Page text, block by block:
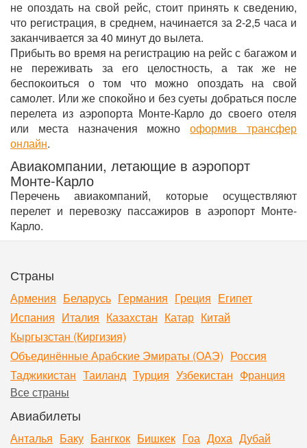
не опоздать на свой рейс, стоит принять к сведению,
что регистрация, в среднем, начинается за 2-2,5 часа и
заканчивается за 40 минут до вылета.
Прибыть во время на регистрацию на рейс с багажом и
не переживать за его целостность, а так же не
беспокоиться о том что можно опоздать на свой
самолет. Или же спокойно и без суеты добраться после
перелета из аэропорта Монте-Карло до своего отеля
или места назначения можнооформив трансфер
онлайн.
Авиакомпании, летающие в аэропорт
Монте-Карло
Перечень авиакомпаний, которые осуществляют
перелет и перевозку пассажиров в аэропорт Монте-
Карло.
Страны
Армения Беларусь Германия Греция Египет
Испания Италия Казахстан Катар Китай
Кыргызстан (Киргизия)
Объединённые Арабские Эмираты (ОАЭ) Россия
Таджикистан Таиланд Турция Узбекистан Франция
Все страны
Авиабилеты
Анталья Баку Бангкок Бишкек Гоа Доха Дубай